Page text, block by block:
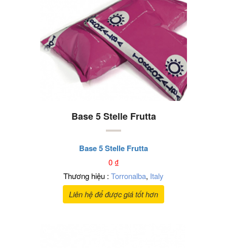
Base 5 Stelle Frutta
Base 5 Stelle Frutta
0₫
Thương hiệu : Torronalba, Italy
Liên hệ để được giá tốt hơn